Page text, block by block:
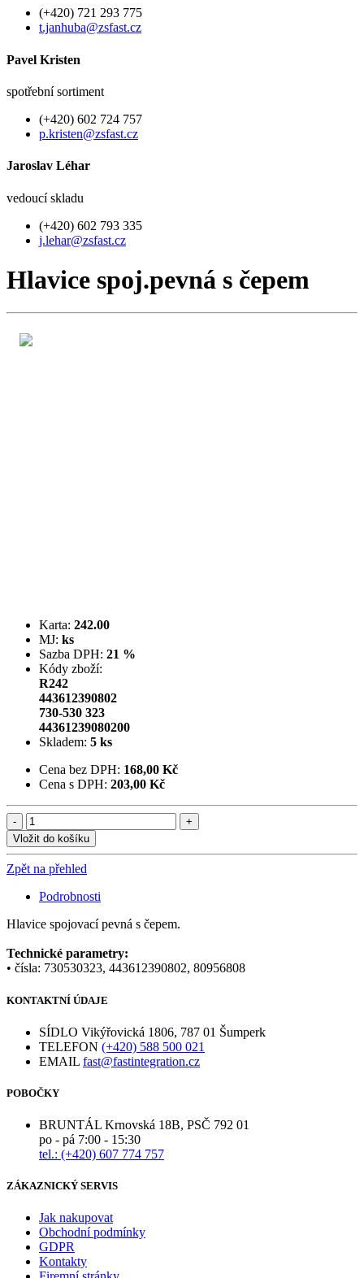
(+420) 721 293 775
t.janhuba@zsfast.cz
Pavel Kristen
spotřební sortiment
(+420) 602 724 757
p.kristen@zsfast.cz
Jaroslav Léhar
vedoucí skladu
(+420) 602 793 335
j.lehar@zsfast.cz
Hlavice spoj.pevná s čepem
Karta: 242.00
MJ: ks
Sazba DPH: 21 %
Kódy zboží:
R242
443612390802
730-530 323
44361239080200
Skladem: 5 ks
Cena bez DPH: 168,00 Kč
Cena s DPH: 203,00 Kč
Vložit do košíku
Zpět na přehled
Podrobnosti
Hlavice spojovací pevná s čepem.
Technické parametry:
• čísla: 730530323, 443612390802, 80956808
KONTAKTNÍ ÚDAJE
SÍDLO Vikýřovická 1806, 787 01 Šumperk
TELEFON (+420) 588 500 021
EMAIL fast@fastintegration.cz
POBOČKY
BRUNTÁL Krnovská 18B, PSČ 792 01
po - pá 7:00 - 15:30
tel.: (+420) 607 774 757
ZÁKAZNICKÝ SERVIS
Jak nakupovat
Obchodní podmínky
GDPR
Kontakty